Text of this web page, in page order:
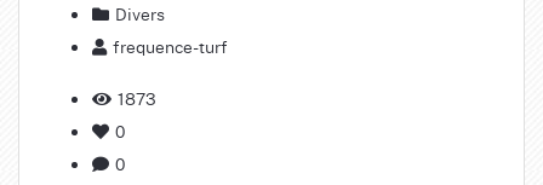
Divers
frequence-turf
1873
0
0